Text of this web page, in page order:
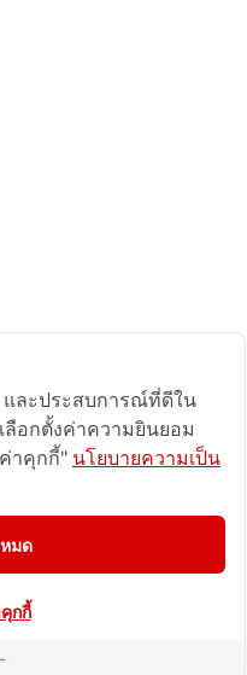
และประสบการณ์ที่ดีใน
ลือกตั้งค่าความยินยอม
าคุกกี้" นโยบายความเป็น
มด
กกี้